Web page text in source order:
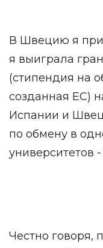
В Швецию я
я выиграла
(стипендия на
созданная ЕС)
Испании и
по обмену в
университетов
Честно говоря,